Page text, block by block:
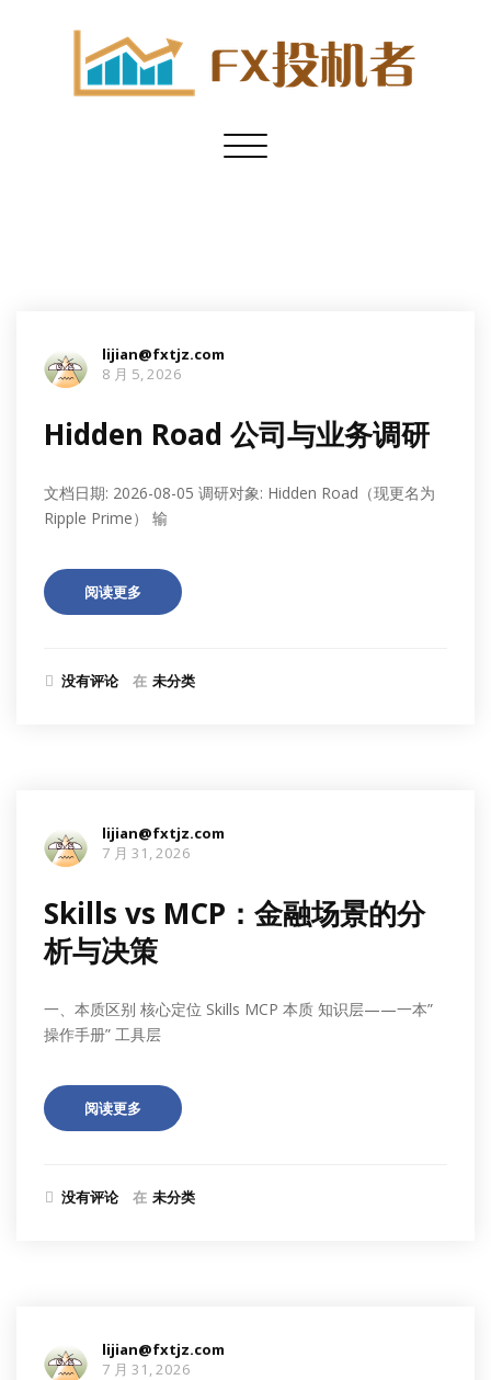
Toggle
lijian@fxtjz.com
8 月 5, 2026
Hidden Road 公司与业务调研
文档日期: 2026-08-05 调研对象: Hidden Road（现更名为
Ripple Prime） 输
阅读更多
没有评论 在 未分类
lijian@fxtjz.com
7 月 31, 2026
Skills vs MCP：金融场景的分
析与决策
一、本质区别 核心定位 Skills MCP 本质 知识层——一本”
操作手册” 工具层
阅读更多
没有评论 在 未分类
lijian@fxtjz.com
7 月 31, 2026